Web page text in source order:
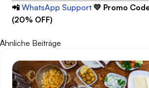
📲 WhatsApp Support 💛 Promo
(20% OFF)
Ähnliche Beiträge